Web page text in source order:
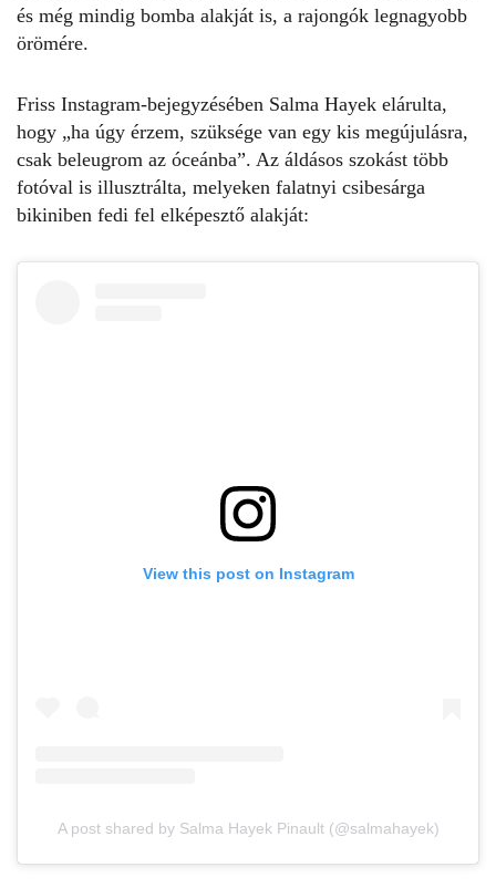
és még mindig bomba alakját is, a rajongók legnagyobb
örömére.
Friss Instagram-bejegyzésében Salma Hayek elárulta,
hogy „ha úgy érzem, szüksége van egy kis megújulásra,
csak beleugrom az óceánba”. Az áldásos szokást több
fotóval is illusztrálta, melyeken falatnyi csibesárga
bikiniben fedi fel elképesztő alakját:
View this post on Instagram
A post shared by Salma Hayek Pinault (@salmahayek)